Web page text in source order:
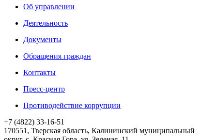
Об управлении
Деятельность
Документы
Обращения граждан
Контакты
Пресс-центр
Противодействие коррупции
+7 (4822) 33-16-51
170551, Тверская область, Калининский муниципальный